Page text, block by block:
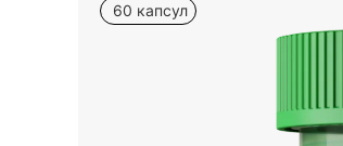
60 капсул